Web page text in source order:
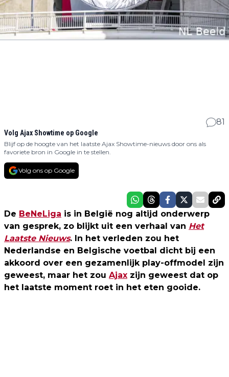
81
Volg Ajax Showtime op Google
Blijf op de hoogte van het laatste Ajax Showtime-nieuws door ons als
favoriete bron in Google in te stellen.
Volg ons op Google
De BeNeLiga is in België nog altijd onderwerp
van gesprek, zo blijkt uit een verhaal van Het
Laatste Nieuws. In het verleden zou het
Nederlandse en Belgische voetbal dicht bij een
akkoord over een gezamenlijk play-offmodel zijn
geweest, maar het zou Ajax zijn geweest dat op
het laatste moment roet in het eten gooide.